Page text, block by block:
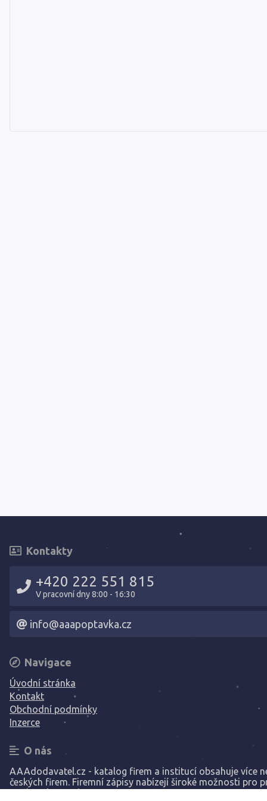
Kontakty
+420 222 551 815
V pracovní dny 8:00 - 16:30
info@aaapoptavka.cz
Navigace
Úvodní stránka
Kontakt
Obchodní podmínky
Inzerce
O nás
AAAdodavatel.cz - katalog firem a institucí obsahuje více
českých firem. Firemní zápisy nabízejí široké možnosti pro
Vaší společnosti.